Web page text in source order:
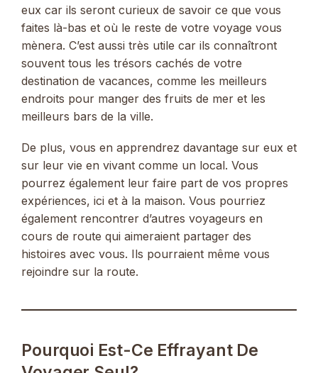
eux car ils seront curieux de savoir ce que vous
faites là-bas et où le reste de votre voyage vous
mènera. C’est aussi très utile car ils connaîtront
souvent tous les trésors cachés de votre
destination de vacances, comme les meilleurs
endroits pour manger des fruits de mer et les
meilleurs bars de la ville.
De plus, vous en apprendrez davantage sur eux et
sur leur vie en vivant comme un local. Vous
pourrez également leur faire part de vos propres
expériences, ici et à la maison. Vous pourriez
également rencontrer d’autres voyageurs en
cours de route qui aimeraient partager des
histoires avec vous. Ils pourraient même vous
rejoindre sur la route.
Pourquoi Est-Ce Effrayant De